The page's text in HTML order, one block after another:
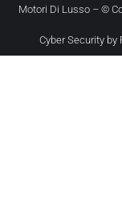
Motori Di Lusso – ©
Cyber Security by